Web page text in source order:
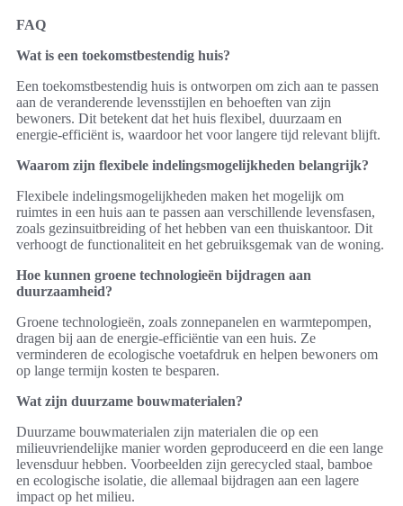
FAQ
Wat is een toekomstbestendig huis?
Een toekomstbestendig huis is ontworpen om zich aan te passen
aan de veranderende levensstijlen en behoeften van zijn
bewoners. Dit betekent dat het huis flexibel, duurzaam en
energie-efficiënt is, waardoor het voor langere tijd relevant blijft.
Waarom zijn flexibele indelingsmogelijkheden belangrijk?
Flexibele indelingsmogelijkheden maken het mogelijk om
ruimtes in een huis aan te passen aan verschillende levensfasen,
zoals gezinsuitbreiding of het hebben van een thuiskantoor. Dit
verhoogt de functionaliteit en het gebruiksgemak van de woning.
Hoe kunnen groene technologieën bijdragen aan
duurzaamheid?
Groene technologieën, zoals zonnepanelen en warmtepompen,
dragen bij aan de energie-efficiëntie van een huis. Ze
verminderen de ecologische voetafdruk en helpen bewoners om
op lange termijn kosten te besparen.
Wat zijn duurzame bouwmaterialen?
Duurzame bouwmaterialen zijn materialen die op een
milieuvriendelijke manier worden geproduceerd en die een lange
levensduur hebben. Voorbeelden zijn gerecycled staal, bamboe
en ecologische isolatie, die allemaal bijdragen aan een lagere
impact op het milieu.